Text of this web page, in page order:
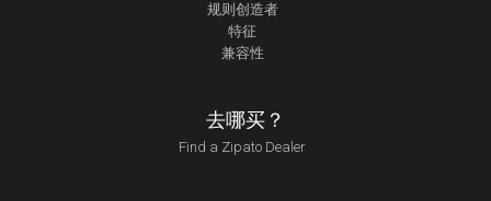
规则创造者
特征
兼容性
去哪买？
Find a Zipato Dealer